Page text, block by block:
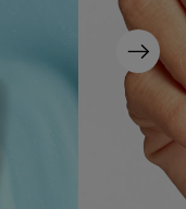
Next